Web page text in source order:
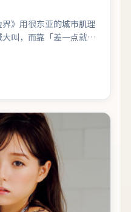
》用很东亚的城市肌理
叫，而靠「差一点就说